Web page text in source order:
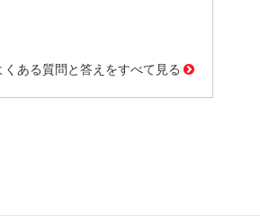
くある質問と答えをすべて見る